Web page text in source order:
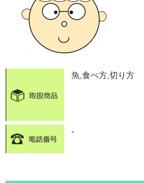
魚,食べ方,切り方
-